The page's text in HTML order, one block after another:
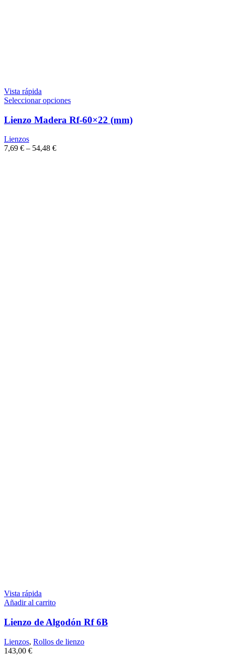
Vista rápida
Seleccionar opciones
Lienzo Madera Rf-60×22 (mm)
Lienzos
7,69 € – 54,48 €
Vista rápida
Añadir al carrito
Lienzo de Algodón Rf 6B
Lienzos, Rollos de lienzo
143,00 €